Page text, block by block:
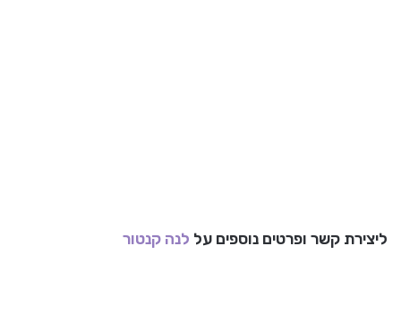
ליצירת קשר ופרטים נוספים על לנה קנטור